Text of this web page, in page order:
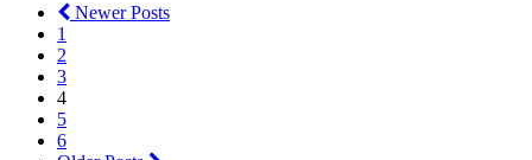
Newer Posts
1
2
3
4
5
6